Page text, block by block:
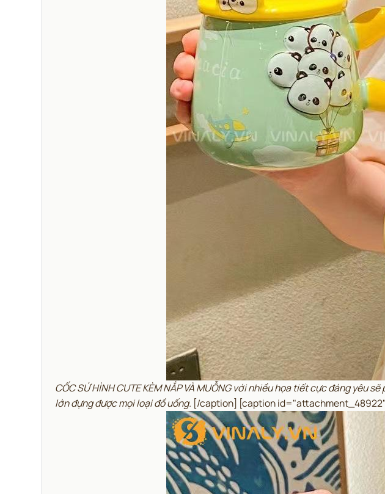
CỐC SỨ HÌNH CUTE KÈM NẮP VÀ MUỖNG với nhiều họa tiết cực đáng
lớn đựng được mọi loại đồ uống. [/caption] [caption